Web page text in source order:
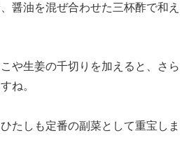
醤油を混ぜ合わせた三杯酢で和え
や生姜の千切りを加えると、さら
ね。
たしも定番の副菜として重宝しま